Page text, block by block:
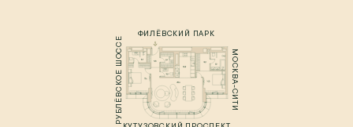
ФИЛЁВСКИЙ ПАРК
МОСКВА-СИТИ
РУБЛЁВСКОЕ ШОССЕ